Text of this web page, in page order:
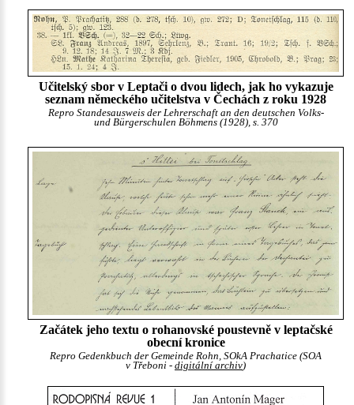
Učitelský sbor v Leptači o dvou lidech, jak ho vykazuje
seznam německého učitelstva v Čechách z roku 1928
Repro Standesausweis der Lehrerschaft an den deutschen Volks-
und Bürgerschulen Böhmens (1928), s. 370
Začátek jeho textu o rohanovské poustevně v leptačské
obecní kronice
Repro Gedenkbuch der Gemeinde Rohn, SOkA Prachatice (SOA
v Třeboni - digitální archiv)